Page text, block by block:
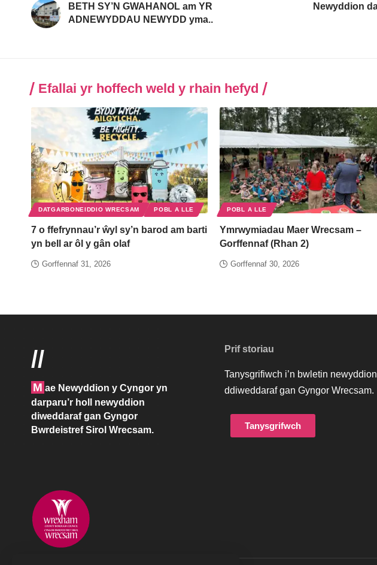
BETH SY’N GWAHANOL am YR
ADNEWYDDAU NEWYDD yma..
Newyddion
Efallai yr hoffech weld y rhain hefyd
DATGARBONEIDDIO WRECSAM POBL A LLE
7 o ffefrynnau’r ŵyl sy’n barod am barti
yn bell ar ôl y gân olaf
Gorffennaf 31, 2026
POBL A LLE
Ymrwymiadau Maer Wrecsam –
Gorffennaf (Rhan 2)
Gorffennaf 30, 2026
//
M ae Newyddion y Cyngor yn
darparu’r holl newyddion
diweddaraf gan Gyngor
Bwrdeistref Sirol Wrecsam.
Prif storiau
Tanysgrifiwch i’n bwletin
ddiweddaraf gan Gyngor Wrecsam.
Tanysgrifwch